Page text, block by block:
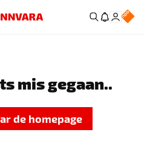
mis gegaan..
de homepage